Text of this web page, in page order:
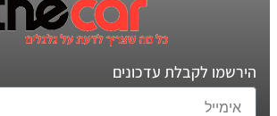
הירשמו לקבלת עדכונים